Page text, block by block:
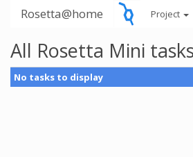
Rosetta@home Project
All Rosetta Mini
No tasks to display